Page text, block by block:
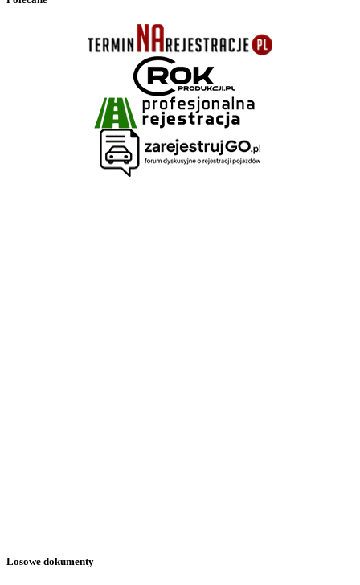
Losowe dokumenty